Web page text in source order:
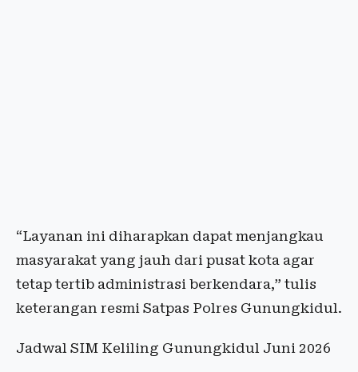
“Layanan ini diharapkan dapat menjangkau
masyarakat yang jauh dari pusat kota agar
tetap tertib administrasi berkendara,” tulis
keterangan resmi Satpas Polres Gunungkidul.
Jadwal SIM Keliling Gunungkidul Juni 2026